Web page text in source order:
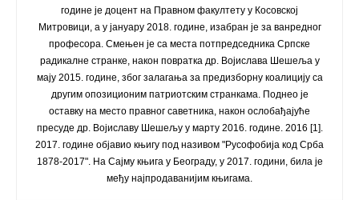
године је доцент на Правном факултету у Косовској
Митровици, а у јануару 2018. године, изабран је за ванредног
професора. Смењен је са места потпредседника Српске
радикалне странке, након повратка др. Војислава Шешеља у
мају 2015. године, због залагања за предизборну коалицију са
другим опозиционим патриотским странкама. Поднео је
оставку на место правног саветника, након ослобађајуће
пресуде др. Војиславу Шешељу у марту 2016. године. 2016 [1].
2017. године објавио књигу под називом "Русофобија код Срба
1878-2017". На Сајму књига у Београду, у 2017. години, била је
међу најпродаванијим књигама.